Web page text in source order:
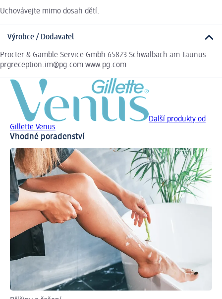
Uchovávejte mimo dosah dětí.
Výrobce / Dodavatel
Procter & Gamble Service Gmbh 65823 Schwalbach am Taunus
prgreception.im@pg.com www.pg.com
Další produkty od
Gillette Venus
Vhodné poradenství